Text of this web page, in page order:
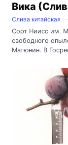
Вика
Слива китайская
Сорт Ниисс им.
свободного
Матюнин. В